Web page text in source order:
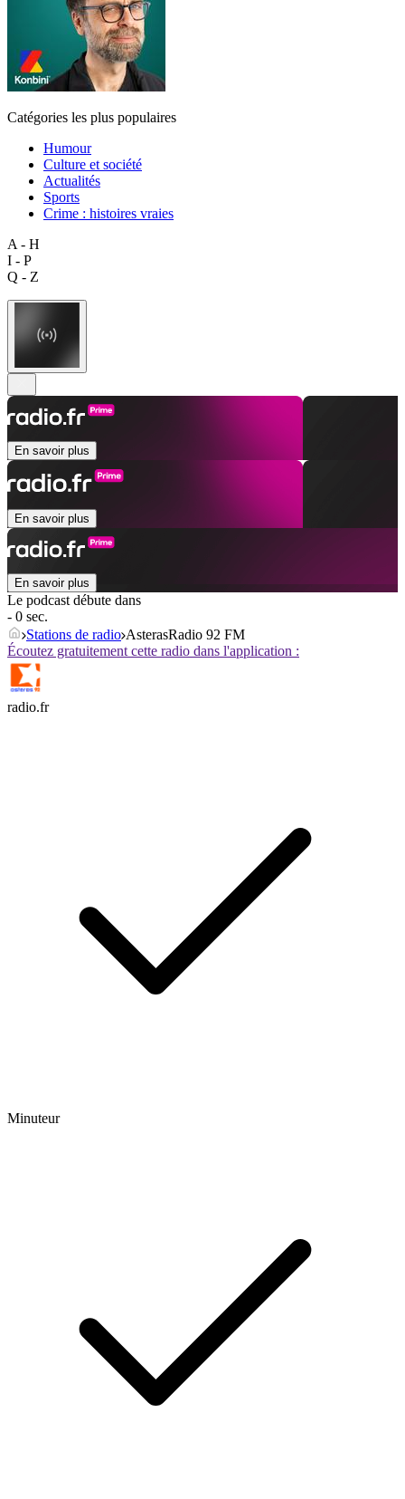
Catégories les plus populaires
Humour
Culture et société
Actualités
Sports
Crime : histoires vraies
A - H
I - P
Q - Z
En savoir plus
En savoir plus
En savoir plus
Le podcast débute dans
- 0 sec.
Stations de radio AsterasRadio 92 FM
Écoutez gratuitement cette radio dans l'application :
radio.fr
Minuteur